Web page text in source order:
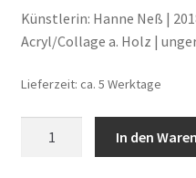
Künstlerin: Hanne Neß |
Acryl/Collage a. Holz |
Lieferzeit: ca. 5 Werktage
In den